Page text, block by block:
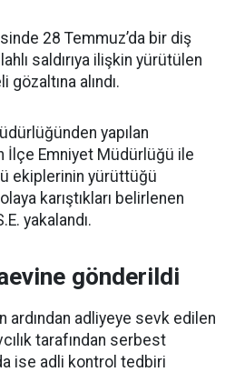
28 Temmuz’da bir diş
saldırıya ilişkin yürütülen
alındı.
yapılan
İlçe Emniyet Müdürlüğü ile
ekiplerinin yürüttüğü
karıştıkları belirlenen
yakalandı.
gönderildi
ardından adliyeye sevk edilen
tarafından serbest
ise adli kontrol tedbiri